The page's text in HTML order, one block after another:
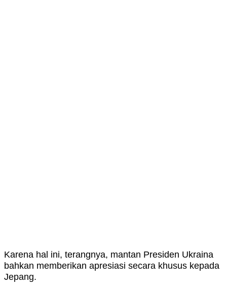
Karena hal ini, terangnya, mantan Presiden Ukraina
bahkan memberikan apresiasi secara khusus kepada
Jepang.